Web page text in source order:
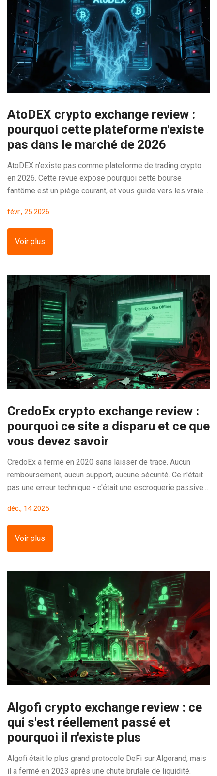
AtoDEX crypto exchange review :
pourquoi cette plateforme n'existe
pas dans le marché de 2026
AtoDEX n'existe pas comme plateforme de trading crypto
en 2026. Cette revue expose pourquoi cette bourse
fantôme est un piège courant, et vous guide vers les vraies
févr., 25 2026
Voir plus
CredoEx crypto exchange review :
pourquoi ce site a disparu et ce que
vous devez savoir
CredoEx a fermé en 2020 sans laisser de trace. Aucun
remboursement, aucun support, aucune sécurité. Ce n'était
pas une erreur technique - c'était une escroquerie passive.
déc., 14 2025
Voir plus
Algofi crypto exchange review : ce
qui s'est réellement passé et
pourquoi il n'existe plus
Algofi était le plus grand protocole DeFi sur Algorand, mais
il a fermé en 2023 après une chute brutale de liquidité.